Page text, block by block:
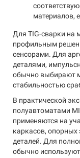
материалов,
Для TIG-сварки на
профильным
сенсорами. Для
деталями,
обычно выбирают
стабильностью
В практической
полуавтоматами
применяются на
каркасов, опорных
деталей. Для
обычно используют